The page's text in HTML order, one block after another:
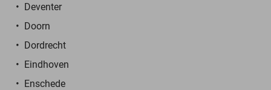
Deventer
Doorn
Dordrecht
Eindhoven
Enschede